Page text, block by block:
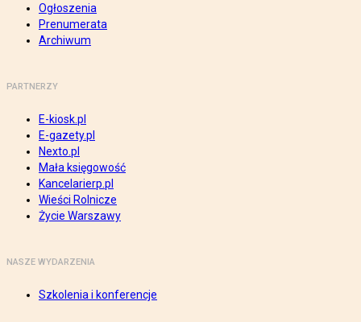
Ogłoszenia
Prenumerata
Archiwum
PARTNERZY
E-kiosk.pl
E-gazety.pl
Nexto.pl
Mała księgowość
Kancelarierp.pl
Wieści Rolnicze
Życie Warszawy
NASZE WYDARZENIA
Szkolenia i konferencje